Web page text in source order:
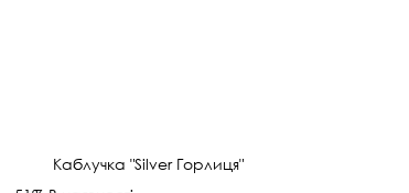
Каблучка "Silver Горлиця"